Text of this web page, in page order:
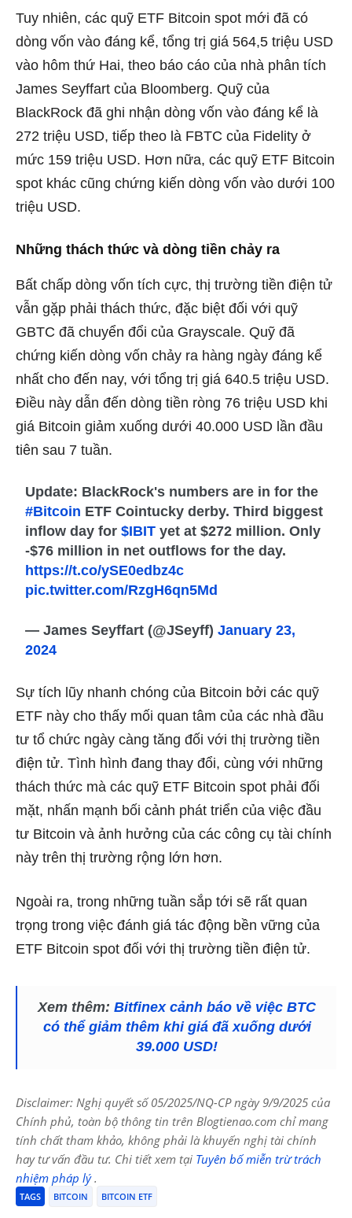
Tuy nhiên, các quỹ ETF Bitcoin spot mới đã có
dòng vốn vào đáng kể, tổng trị giá 564,5 triệu USD
vào hôm thứ Hai, theo báo cáo của nhà phân tích
James Seyffart của Bloomberg. Quỹ của
BlackRock đã ghi nhận dòng vốn vào đáng kể là
272 triệu USD, tiếp theo là FBTC của Fidelity ở
mức 159 triệu USD. Hơn nữa, các quỹ ETF Bitcoin
spot khác cũng chứng kiến ​​dòng vốn vào dưới 100
triệu USD.
Những thách thức và dòng tiền chảy ra
Bất chấp dòng vốn tích cực, thị trường tiền điện tử
vẫn gặp phải thách thức, đặc biệt đối với quỹ
GBTC đã chuyển đổi của Grayscale. Quỹ đã
chứng kiến ​​dòng vốn chảy ra hàng ngày đáng kể
nhất cho đến nay, với tổng trị giá 640.5 triệu USD.
Điều này dẫn đến dòng tiền ròng 76 triệu USD khi
giá Bitcoin giảm xuống dưới 40.000 USD lần đầu
tiên sau 7 tuần.
Update: BlackRock's numbers are in for the
#Bitcoin ETF Cointucky derby. Third biggest
inflow day for$IBIT yet at $272 million. Only
-$76 million in net outflows for the day.
https://t.co/ySE0edbz4c
pic.twitter.com/RzgH6qn5Md
— James Seyffart (@JSeyff)January 23,
2024
Sự tích lũy nhanh chóng của Bitcoin bởi các quỹ
ETF này cho thấy mối quan tâm của các nhà đầu
tư tổ chức ngày càng tăng đối với thị trường tiền
điện tử. Tình hình đang thay đổi, cùng với những
thách thức mà các quỹ ETF Bitcoin spot phải đối
mặt, nhấn mạnh bối cảnh phát triển của việc đầu
tư Bitcoin và ảnh hưởng của các công cụ tài chính
này trên thị trường rộng lớn hơn.
Ngoài ra, trong những tuần sắp tới sẽ rất quan
trọng trong việc đánh giá tác động bền vững của
ETF Bitcoin spot đối với thị trường tiền điện tử.
Xem thêm: Bitfinex cảnh báo về việc BTC
có thể giảm thêm khi giá đã xuống dưới
39.000 USD!
Disclaimer: Nghị quyết số 05/2025/NQ-CP ngày 9/9/2025 của
Chính phủ, toàn bộ thông tin trên Blogtienao.com chỉ mang
tính chất tham khảo, không phải là khuyến nghị tài chính
hay tư vấn đầu tư. Chi tiết xem tại Tuyên bố miễn trừ trách
nhiệm pháp lý.
TAGS BITCOIN BITCOIN ETF